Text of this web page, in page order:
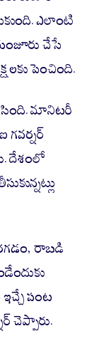
ఎలాంటి
చేసే
పెంచింది.
మానిటరీ
దేశంలో
రాబడి
పంట
చెప్పారు.